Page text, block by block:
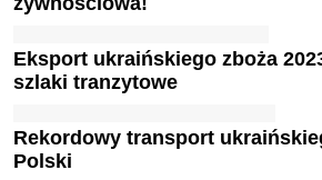
Eksport ukraińskiego zboża
szlaki tranzytowe
Rekordowy transport
Polski